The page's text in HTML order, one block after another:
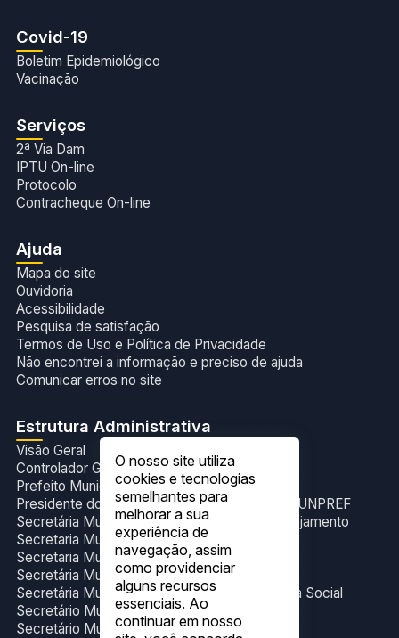
Covid-19
Boletim Epidemiológico
Vacinação
Serviços
2ª Via Dam
IPTU On-line
Protocolo
Contracheque On-line
Ajuda
Mapa do site
Ouvidoria
Acessibilidade
Pesquisa de satisfação
Termos de Uso e Política de Privacidade
Não encontrei a informação e preciso de ajuda
Comunicar erros no site
Estrutura Administrativa
Visão Geral
Controlador Geral do Município
Prefeito Municipal
Presidente do Fundo de Previdência Social- FUNPREF
Secretária Municipal de Administração e Planejamento
Secretaria Municipal de Cultura e Eventos
Secretaria Municipal de Esporte
Secretária Municipal de Gabinete
Secretária Municipal de Trabalho e Assistência Social
Secretário Municipal de Educação
Secretário Municipal de Finanças
O nosso site utiliza
cookies e tecnologias
semelhantes para
melhorar a sua
experiência de
navegação, assim
como providenciar
alguns recursos
essenciais. Ao
continuar em nosso